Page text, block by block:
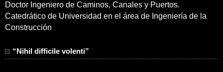
Doctor Ingeniero de Caminos, Canales y Puertos.
Catedrático de Universidad en el área de Ingeniería de la
Construcción
“Nihil difficile volenti”